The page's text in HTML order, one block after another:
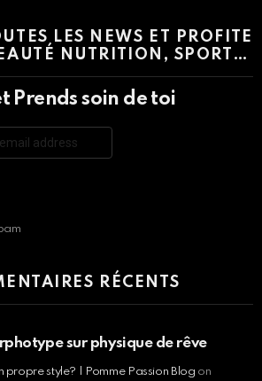
LES NEWS ET PROFITE
NUTRITION, SPORT…
Prends soin de toi
RÉCENTS
sur physique de rêve
propre style? | Pomme Passion Blog on